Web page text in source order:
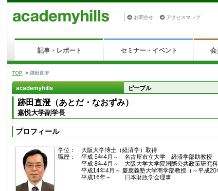
お問合せ アクセスマップ
記事・レポート セミナー・イベント 会
TOP > 跡田直澄
academyhills ピープル
跡田直澄（あとだ・なおずみ）
嘉悦大学副学長
プロフィール
学位： 大阪大学博士（経済学）取得
職歴： 平成 5年4月～ 名古屋市立大学 経済学部助教授
平成 8年4月～ 大阪大学大学院国際公共政策研究科
平成14年4月～ 慶應義塾大学商学部教授（～平成20
平成16年～ 日本財政学会理事